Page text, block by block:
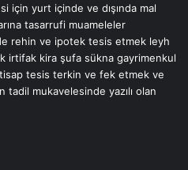
için yurt içinde ve dışında mal
tasarrufi muameleler
rehin ve ipotek tesis etmek leyh
irtifak kira şufa sükna gayrimenkul
tesis terkin ve fek etmek ve
mukavelesinde yazılı olan